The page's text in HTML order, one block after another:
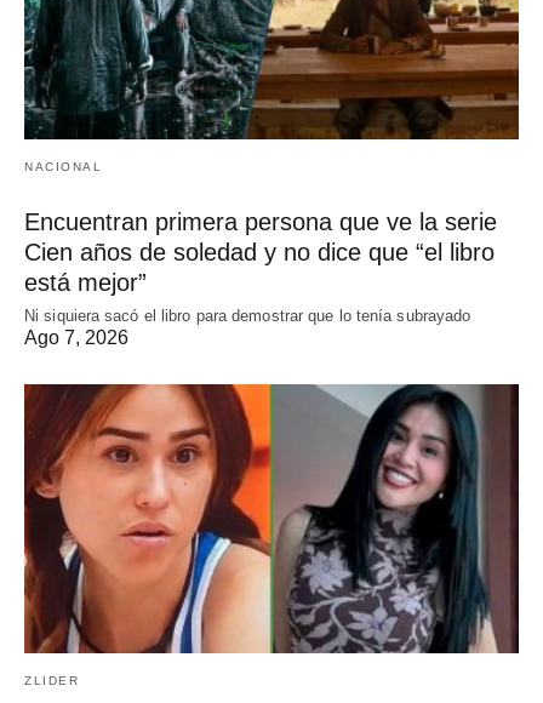
NACIONAL
Encuentran primera persona que ve la serie
Cien años de soledad y no dice que “el libro
está mejor”
Ni siquiera sacó el libro para demostrar que lo tenía subrayado
Ago 7, 2026
ZLIDER